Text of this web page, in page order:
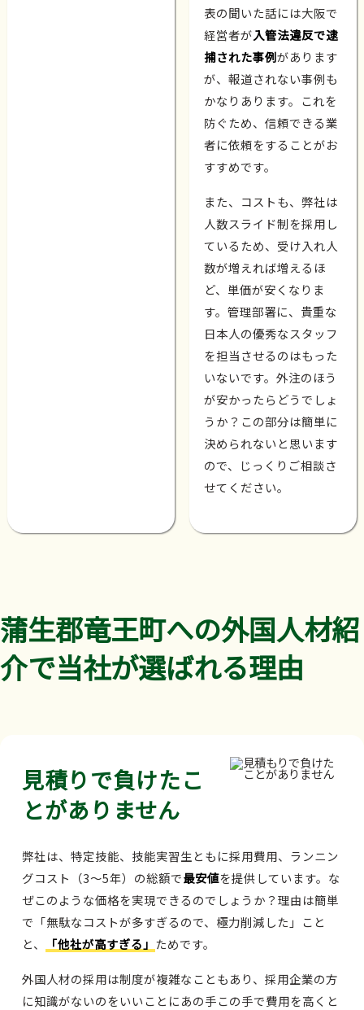
表の聞いた話には大阪で
経営者が入管法違反で逮
捕された事例があります
が、報道されない事例も
かなりあります。これを
防ぐため、信頼できる業
者に依頼をすることがお
すすめです。
また、コストも、弊社は
人数スライド制を採用し
ているため、受け入れ人
数が増えれば増えるほ
ど、単価が安くなりま
す。管理部署に、貴重な
日本人の優秀なスタッフ
を担当させるのはもった
いないです。外注のほう
が安かったらどうでしょ
うか？この部分は簡単に
決められないと思います
ので、じっくりご相談さ
せてください。
蒲生郡竜王町への外国人材紹
介で当社が選ばれる理由
見積りで負けたこ
とがありません
弊社は、特定技能、技能実習生ともに採用費用、ランニン
グコスト（3～5年）の総額で最安値を提供しています。な
ぜこのような価格を実現できるのでしょうか？理由は簡単
で「無駄なコストが多すぎるので、極力削減した」こと
と、
「他社が高すぎる」 ためです。
外国人材の採用は制度が複雑なこともあり、採用企業の方
に知識がないのをいいことにあの手この手で費用を高くと